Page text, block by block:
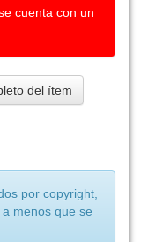
cuenta con un
del ítem
por copyright,
menos que se